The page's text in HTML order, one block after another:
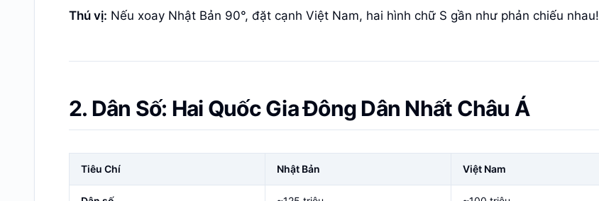
Thú vị: Nếu xoay Nhật Bản 90°, đặt cạnh Việt Nam, hai hình chữ S gần như phản chiếu nhau!
2. Dân Số: Hai Quốc Gia Đông Dân Nhất Châu Á
Tiêu Chí Nhật Bản Việt Nam